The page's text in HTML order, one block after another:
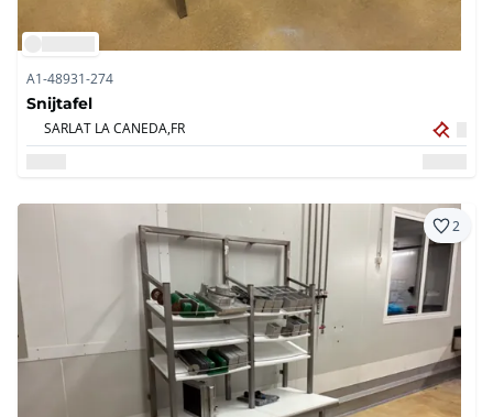
A1-48931-274
Snijtafel
SARLAT LA CANEDA,FR
2